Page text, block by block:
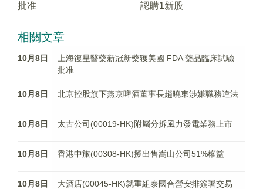
批准
認購1新股
相關文章
10月8日
上海復星醫藥新冠新藥獲美國 FDA 藥品臨床試驗
批准
10月8日 北京控股旗下燕京啤酒董事長趙曉東涉嫌職務違法
10月8日 太古公司(00019-HK)附屬分拆風力發電業務上市
10月8日 香港中旅(00308-HK)擬出售嵩山公司51%權益
10月8日
大酒店(00045-HK)就重組泰國合營安排簽署交易